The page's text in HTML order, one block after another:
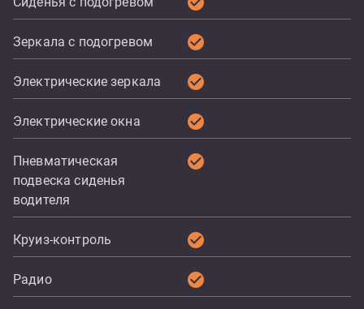
Зеркала с подогревом check_circle
Электрические зеркала check_circle
Электрические окна check_circle
Пневматическая
подвеска сиденья
водителя
check_circle
Круиз-контроль check_circle
Радио check_circle